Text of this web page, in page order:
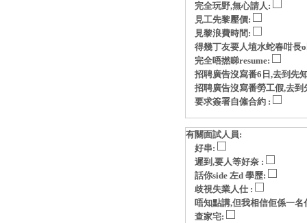
完全玩野,無心請人:
見工先黎壓價:
見黎浪費時間:
得幾丁友要人埴水蛇春咁長
完全唔撚睇resume:
招聘廣告沒寫番6日,去到先
招聘廣告沒寫番勞工假,去
要求簽署自僱合約 :
有關面試人員:
好串:
遲到,要人等好奈 :
話你side 左d 學歷:
歧視失業人仕 :
唔知點講,但我相信佢係一
查家宅: